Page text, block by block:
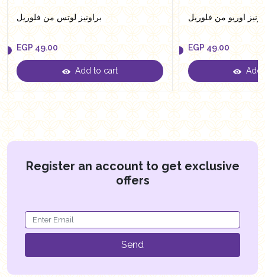
براونيز لوتس من فلوريل
EGP
EGP 49.00
Add to cart
اوريو من فلوريل
EGP
EGP49.00
Add
Register an account to get exclusive
offers
Send